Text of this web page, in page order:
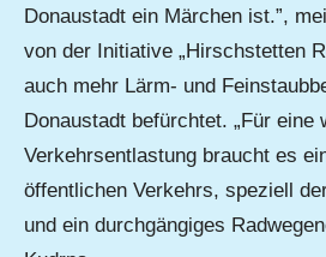
Donaustadt ein Märchen ist.”,
von der Initiative „Hirschstetten
auch mehr Lärm- und
Donaustadt befürchtet. „Für eine
Verkehrsentlastung braucht es
öffentlichen Verkehrs, speziell
und ein durchgängiges